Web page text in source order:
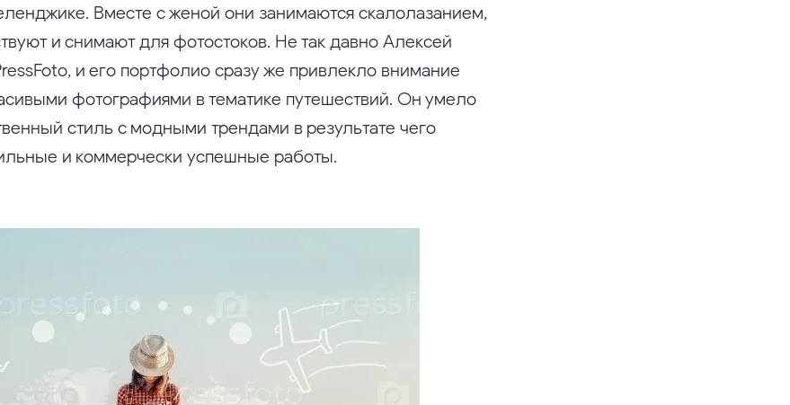
Вместе с женой они занимаются скалолазанием,
и снимают для фотостоков. Не так давно Алексей
и его портфолио сразу же привлекло внимание
фотографиями в тематике путешествий. Он умело
стиль с модными трендами в результате чего
и коммерчески успешные работы.